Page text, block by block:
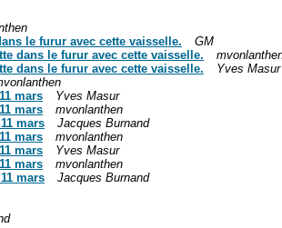
le furur avec cette vaisselle.
GM
dans le furur avec cette vaisselle.
dans le furur avec cette vaisselle.
Yves Masur
mars
Yves Masur
mars
mvonlanthen
mars
Jacques Burnand
mars
mvonlanthen
mars
Yves Masur
mars
mvonlanthen
mars
Jacques Burnand